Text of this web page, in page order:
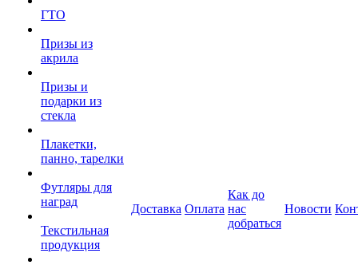
ГТО
Призы из
акрила
Призы и
подарки из
стекла
Плакетки,
панно, тарелки
Футляры для
наград
Текстильная
продукция
Доставка Оплата
Как до
нас
добраться
Новости